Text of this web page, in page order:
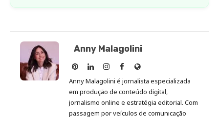
Anny Malagolini
Anny
Malagolini
no
Pinterest
Anny
Malagolini
no
LinkedIn
Anny
Malagolini
no
Instagram
Anny
Malagolini
no
Facebook
Site
de
Anny
Malagolini
Anny Malagolini é jornalista especializada
em produção de conteúdo digital,
jornalismo online e estratégia editorial. Com
passagem por veículos de comunicação